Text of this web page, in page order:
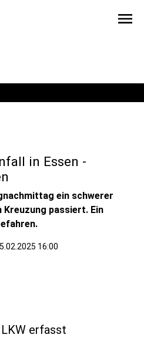
menu
in Essen -
ein schwerer
passiert. Ein
16:00
erfasst